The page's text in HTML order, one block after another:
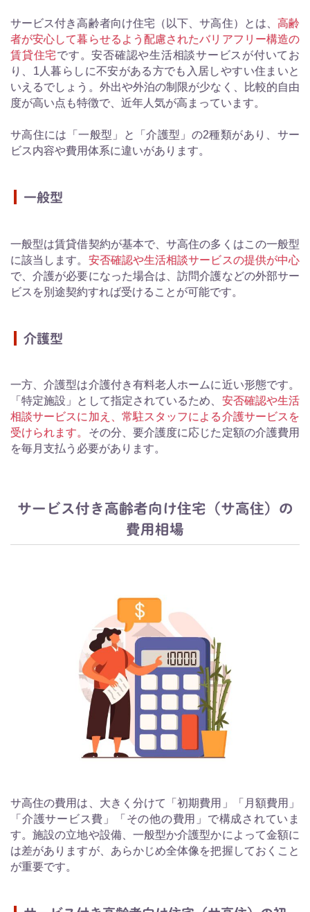
サービス付き高齢者向け住宅（以下、サ高住）とは、 高齢
者が安心して暮らせるよう配慮されたバリアフリー構造の
賃貸住宅です。安否確認や生活相談サービスが付いてお
り、1人暮らしに不安がある方でも入居しやすい住まいと
いえるでしょう。外出や外泊の制限が少なく、比較的自由
度が高い点も特徴で、近年人気が高まっています。
サ高住には「一般型」と「介護型」の2種類があり、サー
ビス内容や費用体系に違いがあります。
一般型
一般型は賃貸借契約が基本で、サ高住の多くはこの一般型
に該当します。 安否確認や生活相談サービスの提供が中心
で、介護が必要になった場合は、訪問介護などの外部サー
ビスを別途契約すれば受けることが可能です。
介護型
一方、介護型は介護付き有料老人ホームに近い形態です。
「特定施設」として指定されているため、 安否確認や生活
相談サービスに加え、常駐スタッフによる介護サービスを
受けられます。 その分、要介護度に応じた定額の介護費用
を毎月支払う必要があります。
サービス付き高齢者向け住宅（サ高住）の
費用相場
サ高住の費用は、大きく分けて「初期費用」「月額費用」
「介護サービス費」「その他の費用」で構成されていま
す。施設の立地や設備、一般型か介護型かによって金額に
は差がありますが、あらかじめ全体像を把握しておくこと
が重要です。